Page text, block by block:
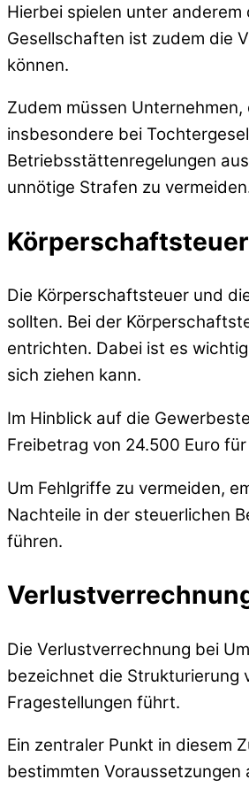
Hierbei spielen unter
Gesellschaften ist zudem die
können.
Zudem müssen
insbesondere bei
Betriebsstättenregelungen
unnötige Strafen zu
Die Körperschaftsteuer und
sollten. Bei der
entrichten. Dabei ist es
sich ziehen kann.
Im Hinblick auf die
Freibetrag von 24.500 Euro
Um Fehlgriffe zu vermeiden,
Nachteile in der steuerlichen
führen.
Die Verlustverrechnung bei
bezeichnet die Strukturierung
Fragestellungen führt.
Ein zentraler Punkt in diesem
bestimmten